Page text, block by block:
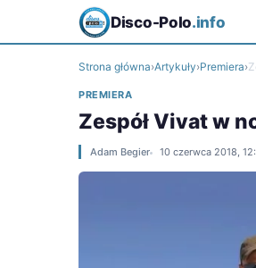
Disco-Polo.info
Strona główna›Artykuły›Premiera›
PREMIERA
Zespół Vivat w
Adam Begier 10 czerwca 2018,